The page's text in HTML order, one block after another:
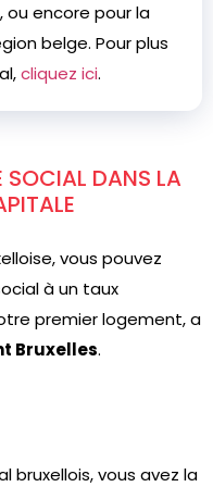
ou encore pour la
belge. Pour plus
cliquez ici.
SOCIAL DANS LA
vous pouvez
à un taux
premier logement, a
Bruxelles.
bruxellois, vous avez la